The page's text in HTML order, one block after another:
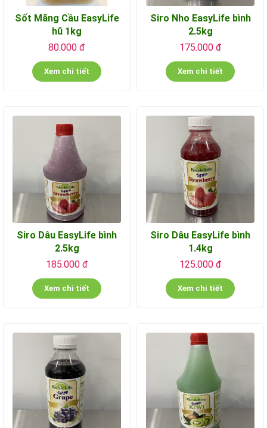
Sốt Mãng Cầu EasyLife
hũ 1kg
80.000 đ
Xem chi tiết
Siro Nho EasyLife bình
2.5kg
175.000 đ
Xem chi tiết
Siro Dâu EasyLife bình
2.5kg
185.000 đ
Xem chi tiết
Siro Dâu EasyLife bình
1.4kg
125.000 đ
Xem chi tiết